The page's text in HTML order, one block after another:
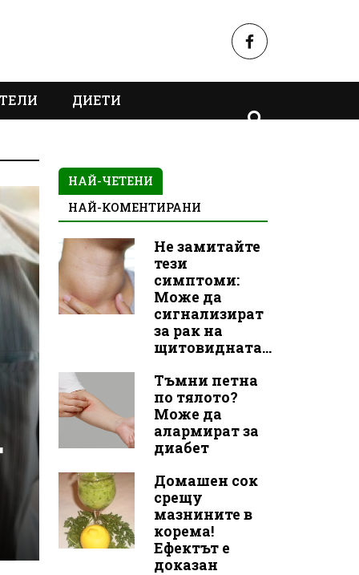
ДИЕТИ
НАЙ-ЧЕТЕНИ
НАЙ-КОМЕНТИРАНИ
Не замитайте
тези
симптоми:
Може да
сигнализират
за рак на
щитовидната...
Тъмни петна
по тялото?
Може да
алармират за
диабет
Домашен сок
срещу
мазнините в
корема!
Ефектът е
доказан